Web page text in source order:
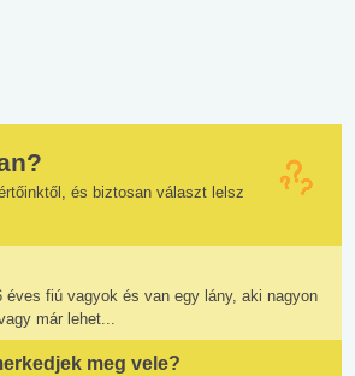
és biztosan választ lelsz
éves fiú vagyok és van egy lány, aki nagyon
már lehet...
meg vele?